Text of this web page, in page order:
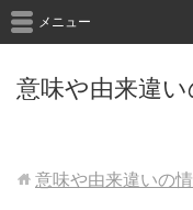
意味や由来違い
メニュー
意味や由来違いの